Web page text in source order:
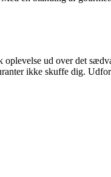
ud over det
ikke skuffe dig.